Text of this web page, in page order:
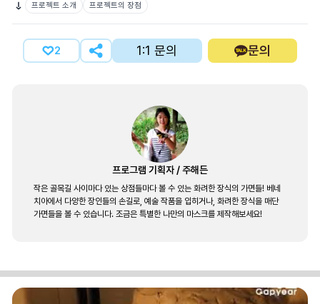
프로젝트 소개 프로젝트의 장점
2 1:1 문의 문의
프로그램 기획자 /주해든
작은 골목길 사이마다 있는 상점들마다 볼 수 있는 화려한 장식의 가면들! 베네
치아에서 다양한 장인들의 손길로, 예술 작품을 입히거나, 화려한 장식을 매단
가면들을 볼 수 있습니다. 조금은 특별한 나만의 마스크를 제작해보세요!